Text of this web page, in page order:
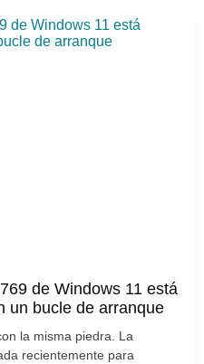
de Windows 11 está
un bucle de arranque
la misma piedra. La
recientemente para